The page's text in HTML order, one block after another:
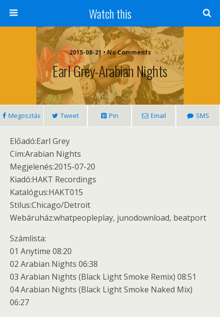
Watch this
2015-08-21 • No Comments
Earl Grey-Arabian Nights
Megosztás Tweet Pin Email SMS
Előadó:Earl Grey
Cim:Arabian Nights
Megjelenés:2015-07-20
Kiadó:HAKT Recordings
Katalógus:HAKT015
Stilus:Chicago/Detroit
Webáruház:whatpeopleplay, junodownload, beatport
Számlista:
01 Anytime 08:20
02 Arabian Nights 06:38
03 Arabian Nights (Black Light Smoke Remix) 08:51
04 Arabian Nights (Black Light Smoke Naked Mix)
06:27